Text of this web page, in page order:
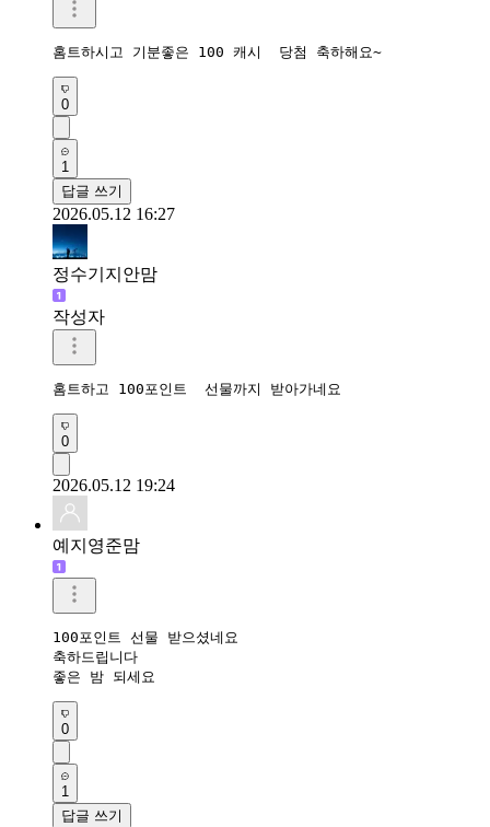
홈트하시고 기분좋은 100 캐시  당첨 축하해요~
0
1
답글 쓰기
2026.05.12 16:27
정수기지안맘
작성자
홈트하고 100포인트  선물까지 받아가네요
0
2026.05.12 19:24
예지영준맘
100포인트 선물 받으셨네요
축하드립니다
좋은 밤 되세요
0
1
답글 쓰기